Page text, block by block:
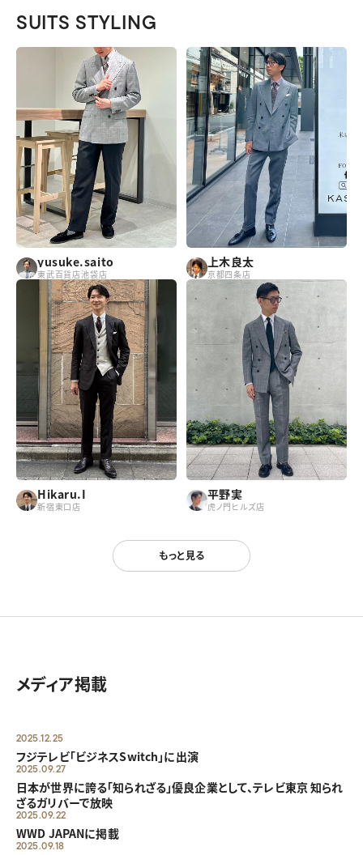
SUITS STYLING
yusuke.saito
東武百貨店池袋店
上木良太
京都四条店
Hikaru.I
新宿東口店
平野実
虎ノ門ヒルズ店
もっと見る
メディア掲載
2025.12.25
フジテレビ「ビジネスSwitch」に出演
2025.09.27
日本が世界に誇る「知られざる」優良企業として、テレビ東京 知られ
ざるガリバーで放映
2025.09.22
WWD JAPANに掲載
2025.09.18